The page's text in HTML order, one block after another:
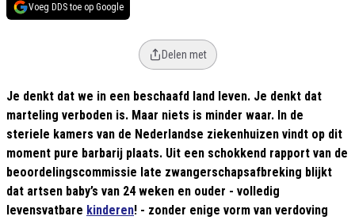
Voeg DDS toe op Google
Delen met
Je denkt dat we in een beschaafd land leven. Je denkt dat
marteling verboden is. Maar niets is minder waar. In de
steriele kamers van de Nederlandse ziekenhuizen vindt op dit
moment pure barbarij plaats. Uit een schokkend rapport van de
beoordelingscommissie late zwangerschapsafbreking blijkt
dat artsen baby’s van 24 weken en ouder - volledig
levensvatbare kinderen! - zonder enige vorm van verdoving